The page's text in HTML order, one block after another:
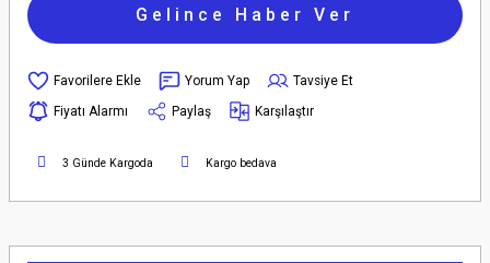
Gelince Haber Ver
Yorum Yap
Tavsiye Et
Fiyatı Alarmı
Paylaş Karşılaştır
3 Günde Kargoda Kargo bedava